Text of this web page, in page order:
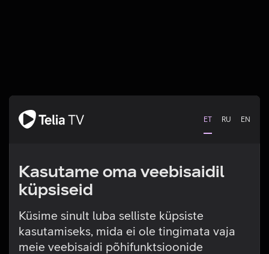
ET RU EN
Kasutame oma veebisaidil
küpsiseid
Küsime sinult luba selliste küpsiste
kasutamiseks, mida ei ole tingimata vaja
meie veebisaidi põhifunktsioonide
Tehniline viga